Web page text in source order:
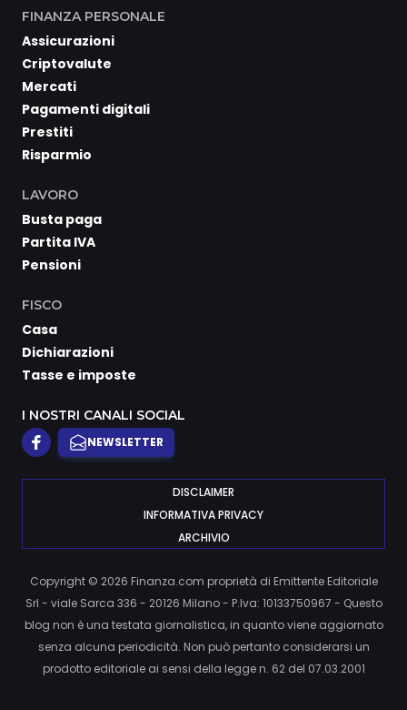
FINANZA PERSONALE
Assicurazioni
Criptovalute
Mercati
Pagamenti digitali
Prestiti
Risparmio
LAVORO
Busta paga
Partita IVA
Pensioni
FISCO
Casa
Dichiarazioni
Tasse e imposte
I NOSTRI CANALI SOCIAL
NEWSLETTER
DISCLAIMER
INFORMATIVA PRIVACY
ARCHIVIO
Copyright © 2026 Finanza.com proprietà di Emittente Editoriale
Srl - viale Sarca 336 - 20126 Milano - P.Iva: 10133750967 - Questo
blog non è una testata giornalistica, in quanto viene aggiornato
senza alcuna periodicità. Non può pertanto considerarsi un
prodotto editoriale ai sensi della legge n. 62 del 07.03.2001